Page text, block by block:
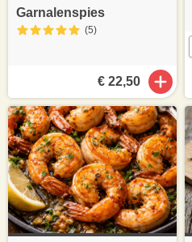
Garnalenspies
(5)
€ 22,50